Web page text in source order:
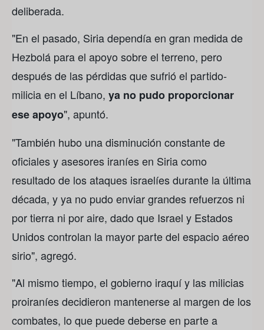
deliberada.
"En el pasado, Siria dependía en gran medida de
Hezbolá para el apoyo sobre el terreno, pero
después de las pérdidas que sufrió el partido-
milicia en el Líbano, ya no pudo proporcionar
ese apoyo", apuntó.
"También hubo una disminución constante de
oficiales y asesores iraníes en Siria como
resultado de los ataques israelíes durante la última
década, y ya no pudo enviar grandes refuerzos ni
por tierra ni por aire, dado que Israel y Estados
Unidos controlan la mayor parte del espacio aéreo
sirio", agregó.
"Al mismo tiempo, el gobierno iraquí y las milicias
proiraníes decidieron mantenerse al margen de los
combates, lo que puede deberse en parte a